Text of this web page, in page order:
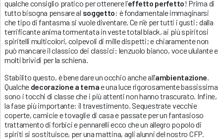
qualche consiglio pratico per ottenere l’effetto perfetto! Prima di
tutto bisogna pensare al soggetto: è fondamentale immaginarsi
che tipo di fantasma si vuole diventare. Ce n’è per tutti i gusti: dalla
terrificante anima tormentata in veste total black, ai più spiritosi
spiritelli multicolori, colpevoli di mille dispetti; e chiaramente non
può mancare il classico dei classici: lenzuolo bianco, voce ululante e
molti brividi per la schiena.
Stabilito questo, è bene dare un occhio anche all’ambientazione
Qualche decorazione a temae una luce rigorosamente bassissima
sono i tocchi di classe che i più attenti non hanno trascurato. Infine,
la fase più importante: il travestimento. Sequestrate vecchie
coperte, camicie e tovaglie di casa e passate per un fantasioso
trattamento di forbici e pennarelli ecco che un allegro popolo di
spiriti si sostituisce, per una mattina, agli alunni del nostro CFP.